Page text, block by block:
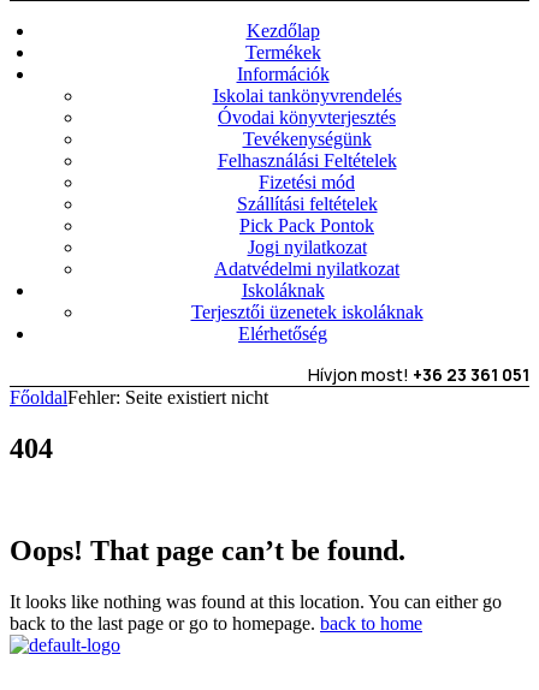
Kezdőlap
Termékek
Információk
Iskolai tankönyvrendelés
Óvodai könyvterjesztés
Tevékenységünk
Felhasználási Feltételek
Fizetési mód
Szállítási feltételek
Pick Pack Pontok
Jogi nyilatkozat
Adatvédelmi nyilatkozat
Iskoláknak
Terjesztői üzenetek iskoláknak
Elérhetőség
Hívjon most! +36 23 361 051
FőoldalFehler: Seite existiert nicht
404
Oops! That page can’t be found.
It looks like nothing was found at this location. You can either go
back to the last page or go to homepage. back to home